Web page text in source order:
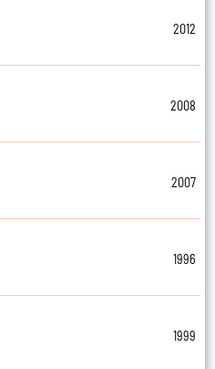
2012
2008
2007
1996
1999